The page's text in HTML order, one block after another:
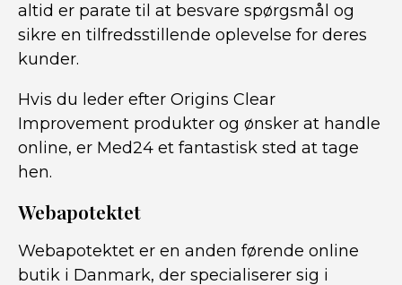
altid er parate til at besvare spørgsmål og
sikre en tilfredsstillende oplevelse for deres
kunder.
Hvis du leder efter Origins Clear
Improvement produkter og ønsker at handle
online, er Med24 et fantastisk sted at tage
hen.
Webapotektet
Webapotektet er en anden førende online
butik i Danmark, der specialiserer sig i